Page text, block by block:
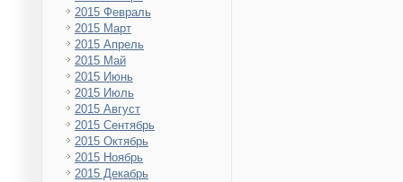
2015 Февраль
2015 Март
2015 Апрель
2015 Май
2015 Июнь
2015 Июль
2015 Август
2015 Сентябрь
2015 Октябрь
2015 Ноябрь
2015 Декабрь